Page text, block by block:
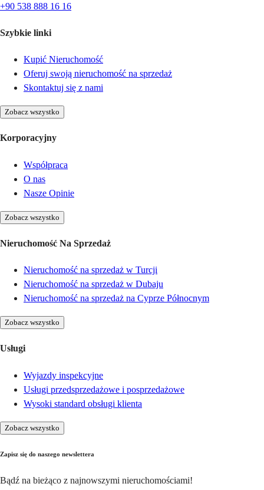
+90 538 888 16 16
Szybkie linki
Kupić Nieruchomość
Oferuj swoją nieruchomość na sprzedaż
Skontaktuj się z nami
Zobacz wszystko
Korporacyjny
Współpraca
O nas
Nasze Opinie
Zobacz wszystko
Nieruchomość Na Sprzedaż
Nieruchomość na sprzedaż w Turcji
Nieruchomość na sprzedaż w Dubaju
Nieruchomość na sprzedaż na Cyprze Północnym
Zobacz wszystko
Usługi
Wyjazdy inspekcyjne
Usługi przedsprzedażowe i posprzedażowe
Wysoki standard obsługi klienta
Zobacz wszystko
Zapisz się do naszego newslettera
Bądź na bieżąco z najnowszymi nieruchomościami!